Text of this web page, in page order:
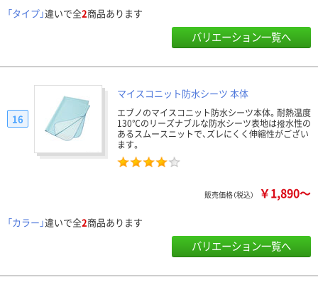
「タイプ」違いで全2商品あります
バリエーション一覧へ
マイスコニット防水シーツ 本体
エブノのマイスコニット防水シーツ本体。耐熱温度
130℃のリーズナブルな防水シーツ表地は撥水性の
あるスムースニットで、ズレにくく伸縮性がござい
ます。
16
販売価格（税込） ￥1,890～
「カラー」違いで全2商品あります
バリエーション一覧へ